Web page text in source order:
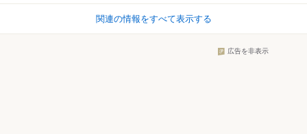
関連の情報をすべて表示する
広告を非表示